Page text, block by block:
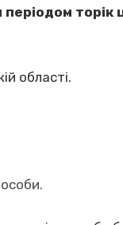
торік
області.